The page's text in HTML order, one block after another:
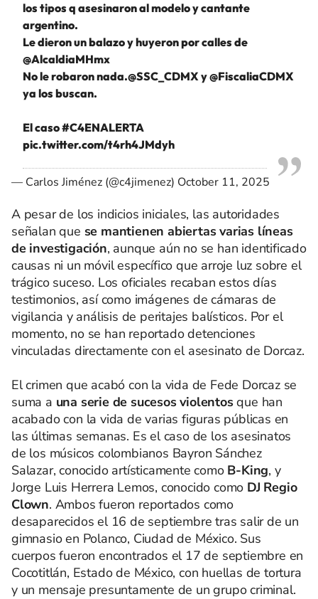
los tipos q asesinaron al modelo y cantante
argentino.
Le dieron un balazo y huyeron por calles de
@AlcaldiaMHmx
No le robaron nada.@SSC_CDMXy@FiscaliaCDMX
ya los buscan.
El caso#C4ENALERTA
pic.twitter.com/t4rh4JMdyh
— Carlos Jiménez (@c4jimenez) October 11, 2025
A pesar de los indicios iniciales, las autoridades
señalan que se mantienen abiertas varias líneas
de investigación, aunque aún no se han identificado
causas ni un móvil específico que arroje luz sobre el
trágico suceso. Los oficiales recaban estos días
testimonios, así como imágenes de cámaras de
vigilancia y análisis de peritajes balísticos. Por el
momento, no se han reportado detenciones
vinculadas directamente con el asesinato de Dorcaz.
El crimen que acabó con la vida de Fede Dorcaz se
suma a una serie de sucesos violentosque han
acabado con la vida de varias figuras públicas en
las últimas semanas. Es el caso de los asesinatos
de los músicos colombianos Bayron Sánchez
Salazar, conocido artísticamente como B-King, y
Jorge Luis Herrera Lemos, conocido como DJ Regio
Clown. Ambos fueron reportados como
desaparecidos el 16 de septiembre tras salir de un
gimnasio en Polanco, Ciudad de México. Sus
cuerpos fueron encontrados el 17 de septiembre en
Cocotitlán, Estado de México, con huellas de tortura
y un mensaje presuntamente de un grupo criminal.